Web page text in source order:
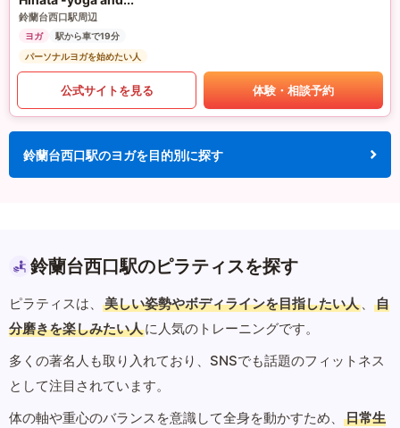
鈴蘭台西口駅周辺
ヨガ
駅から車で19分
パーソナルヨガを始めたい人
公式サイトを見る 体験・相談予約
鈴蘭台西口駅のヨガを目的別に探す
鈴蘭台西口駅のピラティスを探す
ピラティスは、 美しい姿勢やボディラインを目指したい人 、
自
分磨きを楽しみたい人に人気のトレーニングです。
多くの著名人も取り入れており、SNSでも話題のフィットネス
として注目されています。
体の軸や重心のバランスを意識して全身を動かすため、
日常生